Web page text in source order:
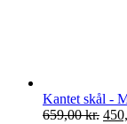
Kantet skål -
659,00kr. Den